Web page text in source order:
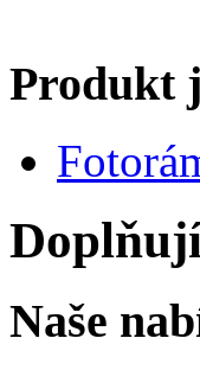
Produkt
Naše